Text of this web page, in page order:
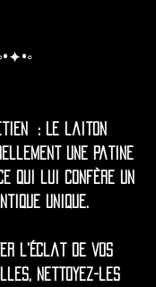
: Le laiton
une patine
qui lui confère un
unique.
l'éclat de vos
nettoyez-les